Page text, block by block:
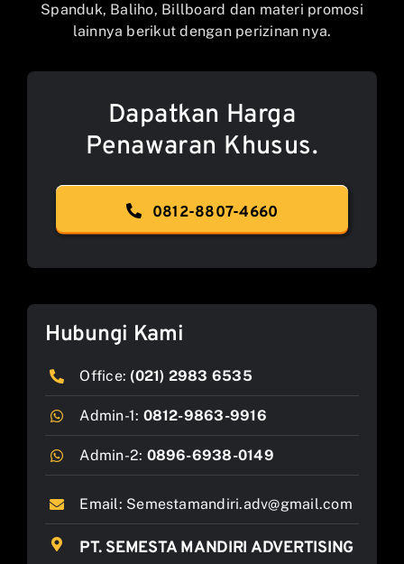
Spanduk, Baliho, Billboard dan materi promosi
lainnya berikut dengan perizinan nya.
Dapatkan Harga
Penawaran Khusus.
0812-8807-4660
Hubungi Kami
Office: (021) 2983 6535
Admin-1: 0812-9863-9916
Admin-2: 0896-6938-0149
Email: Semestamandiri.adv@gmail.com
PT. SEMESTA MANDIRI ADVERTISING